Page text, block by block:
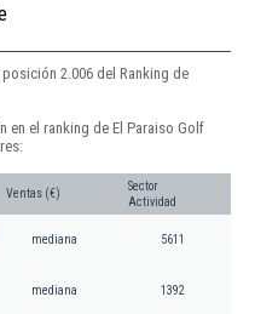
2.006 del Ranking de
el ranking de El Paraiso Golf
Ventas (€)
Sector
Actividad
mediana 5611
mediana 1392